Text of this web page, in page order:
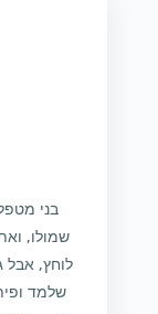
בני
שמולו,
לוחץ, אבל
שלמד